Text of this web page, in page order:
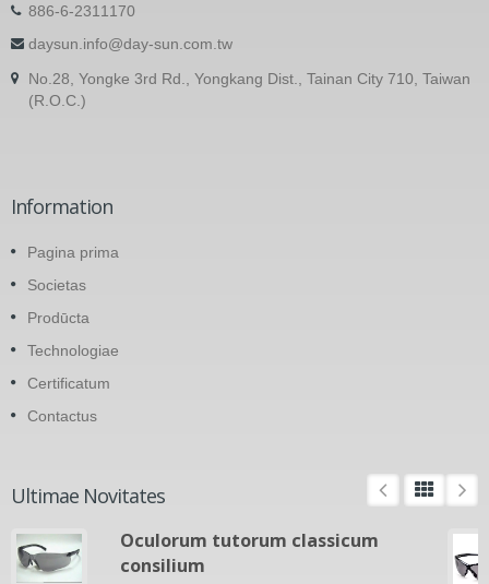
886-6-2311170
daysun.info@day-sun.com.tw
No.28, Yongke 3rd Rd., Yongkang Dist., Tainan City 710, Taiwan
(R.O.C.)
Information
Pagina prima
Societas
Prodūcta
Technologiae
Certificatum
Contactus
Ultimae Novitates
Oculorum tutorum classicum
consilium